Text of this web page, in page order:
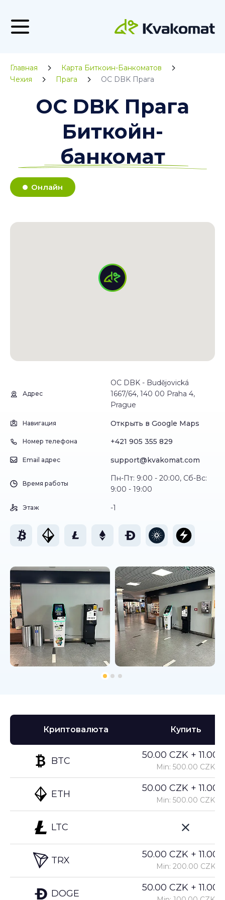
Главная
Карта Биткоин-Банкоматов
Чехия
Прага OC DBK Прага
OC DBK Прага
Биткойн-
банкомат
Онлайн
Адрес
OC DBK - Budějovická
1667/64, 140 00 Praha 4,
Prague
Навигация Открыть в Google Maps
Номер телефона +421 905 355 829
Email адрес support@kvakomat.com
Время работы
Пн-Пт: 9:00 - 20:00, Сб-Вс:
9:00 - 19:00
Этаж -1
Криптовалюта
BTC
ETH
LTC
TRX
DOGE
Купить
50.00 CZK +
Min: 500.00 CZK
50.00 CZK +
Min: 500.00 CZK
50.00 CZK +
Min: 200.00 CZK
50.00 CZK +